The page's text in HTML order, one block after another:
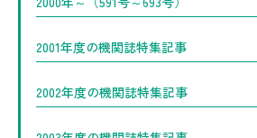
2001年度の機関誌特集記事
2002年度の機関誌特集記事